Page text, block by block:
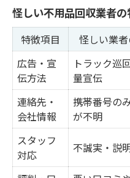
怪しい不用品回収業者
特徴項目 怪しい業
広告・宣
伝方法
トラック巡
量宣伝
連絡先・
会社情報
携帯番号の
が不明
スタッフ
対応
不誠実・説